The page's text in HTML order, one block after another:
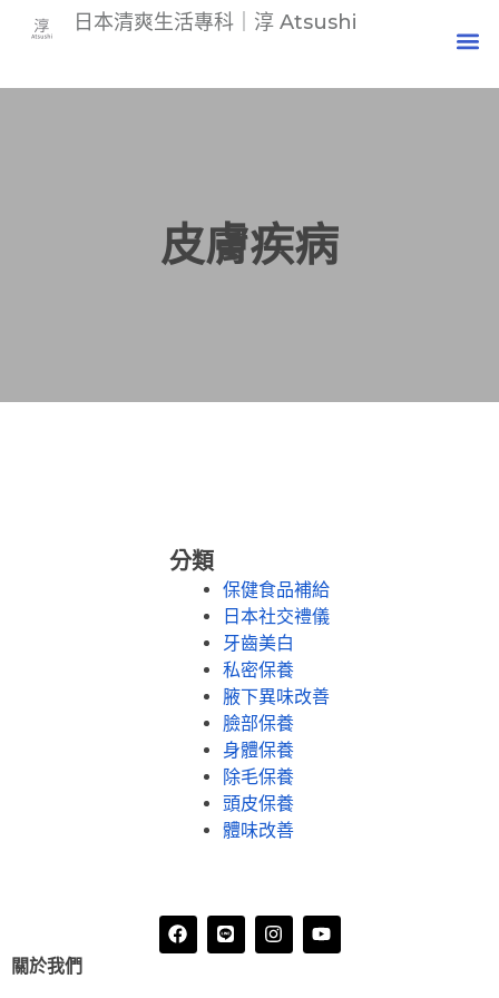
日本清爽生活專科｜淳 Atsushi
皮膚疾病
分類
保健食品補給
日本社交禮儀
牙齒美白
私密保養
腋下異味改善
臉部保養
身體保養
除毛保養
頭皮保養
體味改善
關於我們